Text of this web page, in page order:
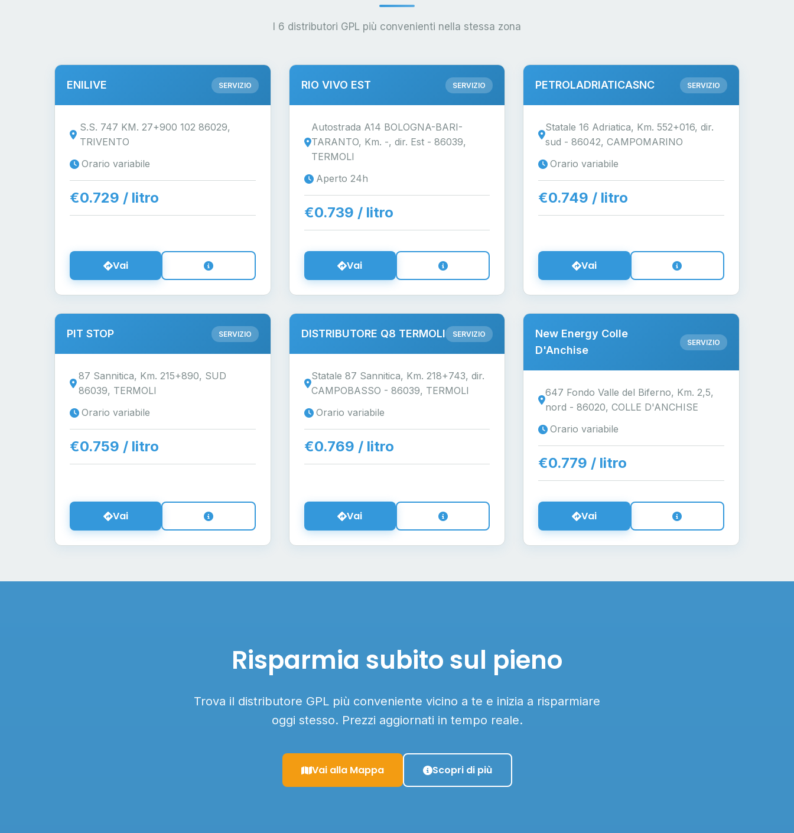
I 6 distributori GPL più convenienti nella stessa zona
ENILIVE SERVIZIO
S.S. 747 KM. 27+900 102 86029,
TRIVENTO
Orario variabile
€0.729 / litro
Vai
RIO VIVO EST SERVIZIO
Autostrada A14 BOLOGNA-BARI-
TARANTO, Km. -, dir. Est - 86039,
TERMOLI
Aperto 24h
€0.739 / litro
Vai
PETROLADRIATICASNC SERVIZIO
Statale 16 Adriatica, Km. 552+016, dir.
sud - 86042, CAMPOMARINO
Orario variabile
€0.749 / litro
Vai
PIT STOP SERVIZIO
87 Sannitica, Km. 215+890, SUD
86039, TERMOLI
Orario variabile
€0.759 / litro
Vai
DISTRIBUTORE Q8 TERMOLI SERVIZIO
Statale 87 Sannitica, Km. 218+743, dir.
CAMPOBASSO - 86039, TERMOLI
Orario variabile
€0.769 / litro
Vai
New Energy Colle
D'Anchise
SERVIZIO
647 Fondo Valle del Biferno, Km. 2,5,
nord - 86020, COLLE D'ANCHISE
Orario variabile
€0.779 / litro
Vai
Risparmia subito sul pieno
Trova il distributore GPL più conveniente vicino a te e inizia a risparmiare
oggi stesso. Prezzi aggiornati in tempo reale.
Vai alla Mappa Scopri di più